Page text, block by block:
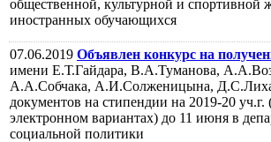
общественной, культурной и спортивной
иностранных обучающихся
07.06.2019 Объявлен конкурс на
имени Е.Т.Гайдара, В.А.Туманова,
А.А.Собчака, А.И.Солженицына,
документов на стипендии на 2019-20
электронном вариантах) до 11 июня в
социальной политики